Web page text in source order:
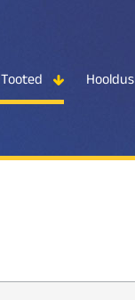
Tooted Hooldus